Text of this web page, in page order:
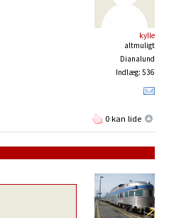
kylle
altmuligt
Dianalund
Indlæg: 536
0 kan lide